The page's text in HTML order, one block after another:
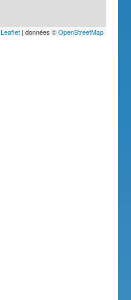
Leaflet| données ©OpenStreetMap